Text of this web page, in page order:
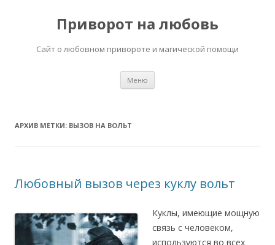
Приворот на любовь
Сайт о любовном привороте и магической помощи
Меню
АРХИВ МЕТКИ: ВЫЗОВ НА ВОЛЬТ
Любовный вызов через куклу вольт
Куклы, имеющие мощную
связь с человеком,
используются во всех